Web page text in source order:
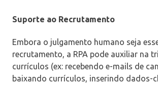
Suporte ao Recrutamento
Embora o julgamento humano seja
recrutamento, a RPA pode auxiliar na
currículos (ex: recebendo e-mails de
baixando currículos, inserindo dados-